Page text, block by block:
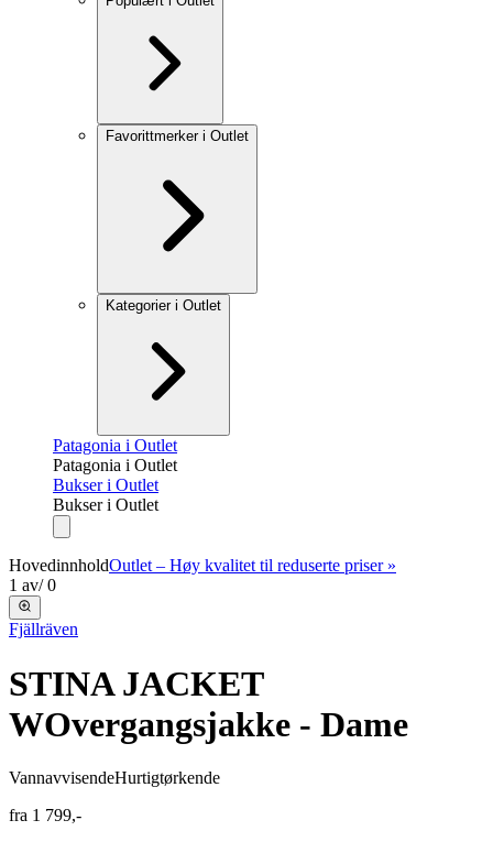
Favorittmerker i Outlet
Kategorier i Outlet
Patagonia i Outlet
Patagonia i Outlet
Bukser i Outlet
Bukser i Outlet
HovedinnholdOutlet – Høy kvalitet til reduserte priser »
1 av/ 0
Fjällräven
STINA JACKET
WOvergangsjakke - Dame
VannavvisendeHurtigtørkende
fra 1 799,-